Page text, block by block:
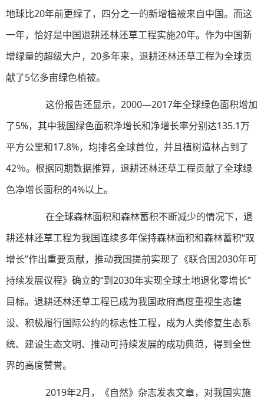
地球比20年前更绿了，四分之一的新增植被来自中国。而这
一年，恰好是中国退耕还林还草工程实施20年。作为中国新
增绿量的超级大户，20多年来，退耕还林还草工程为全球贡
献了5亿多亩绿色植被。
这份报告还显示，2000—2017年全球绿色面积增加
了5%，其中我国绿色面积净增长和净增长率分别达135.1万
平方公里和17.8%，均排名全球首位，并且植树造林占到了
42％。根据同期数据推算，退耕还林还草工程贡献了全球绿
色净增长面积的4%以上。
在全球森林面积和森林蓄积不断减少的情况下，退
耕还林还草工程为我国连续多年保持森林面积和森林蓄积“双
增长”作出重要贡献，推动我国提前实现了《联合国2030年可
持续发展议程》确立的“到2030年实现全球土地退化零增长”
目标。退耕还林还草工程已成为我国政府高度重视生态建
设、积极履行国际公约的标志性工程，成为人类修复生态系
统、建设生态文明、推动可持续发展的成功典范，得到全世
界的高度赞誉。
2019年2月，《自然》杂志发表文章，对我国实施